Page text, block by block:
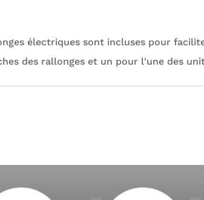
électriques sont incluses pour
des rallonges et un pour l'une des